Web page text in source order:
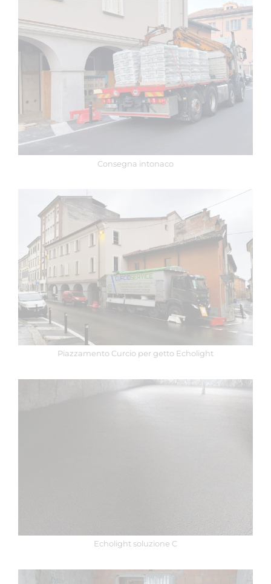
Consegna intonaco
Piazzamento Curcio per getto Echolight
Echolight soluzione C